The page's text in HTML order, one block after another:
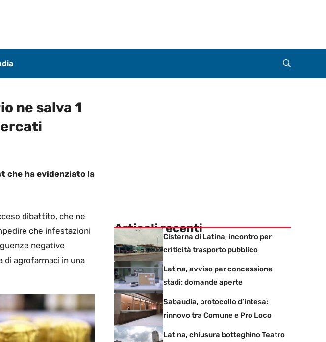
ne salva 1
che ha evidenziato la
dibattito, che ne
che infestazioni
negative
di agrofarmaci in una
Articoli recenti
Cisterna di Latina, incontro per
criticità trasporto pubblico
Latina, avviso per concessione
stadi: domande aperte
Sabaudia, protocollo d’intesa:
rinnovo tra Comune e Pro Loco
Latina, chiusura botteghino Teatro